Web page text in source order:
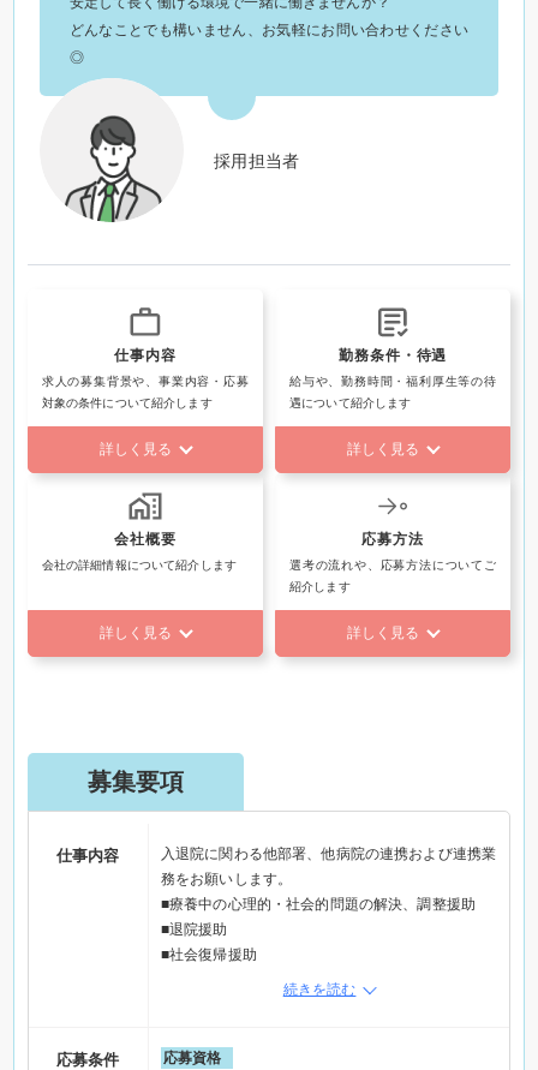
採用担当者
どんなことでも構いません、お気軽にお問い合わせください
◎
仕事内容
求人の募集背景や、事業内容・応募
対象の条件について紹介します
詳しく見る
勤務条件・待遇
給与や、勤務時間・福利厚生等の待
遇について紹介します
詳しく見る
会社概要
会社の詳細情報について紹介します
詳しく見る
応募方法
選考の流れや、応募方法についてご
紹介します
詳しく見る
募集要項
仕事内容
入退院に関わる他部署、他病院の連携および連携業
務をお願いします。
■療養中の心理的・社会的問題の解決、調整援助
■退院援助
■社会復帰援助
続きを読む
応募条件
応募資格